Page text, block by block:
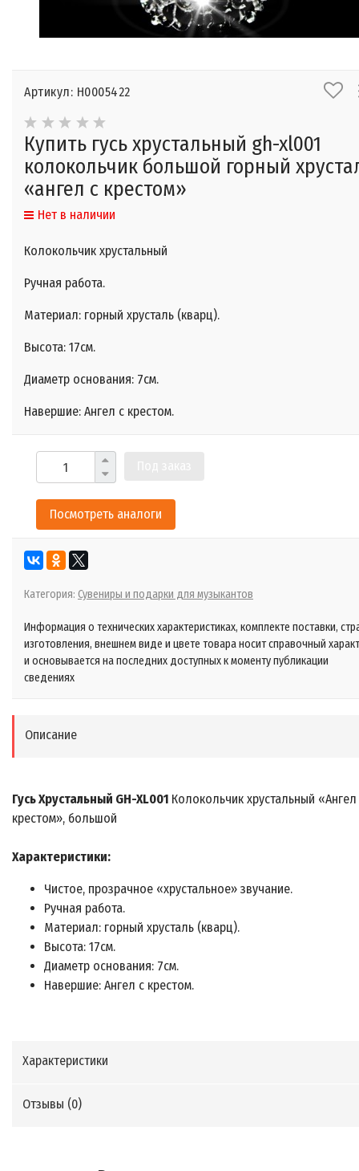
Артикул: Н0005422
Купить гусь хрустальный gh-xl001
колокольчик большой горный
«ангел с крестом»
Нет в наличии
Колокольчик хрустальный
Ручная работа.
Материал: горный хрусталь (кварц).
Высота: 17см.
Диаметр основания: 7см.
Навершие: Ангел с крестом.
Посмотреть аналоги
Категория: Сувениры и подарки для музыкантов
Информация о технических характеристиках, комплекте поставки,
изготовления, внешнем виде и цвете товара носит справочный
и основывается на последних доступных к моменту публикации
сведениях
Описание
Гусь Хрустальный GH-XL001 Колокольчик хрустальный «Ангел
крестом», большой
Характеристики:
Чистое, прозрачное «хрустальное» звучание.
Ручная работа.
Материал: горный хрусталь (кварц).
Высота: 17см.
Диаметр основания: 7см.
Навершие: Ангел с крестом.
Характеристики
Отзывы (0)